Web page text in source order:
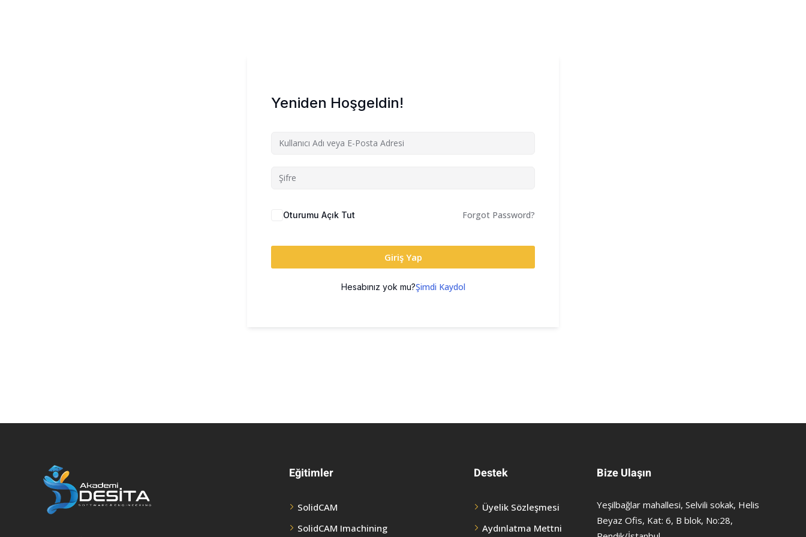
Yeniden Hoşgeldin!
Oturumu Açık Tut Forgot Password?
Giriş Yap
Hesabınız yok mu?Şimdi Kaydol
Eğitimler
SolidCAM
SolidCAM Imachining
Destek
Üyelik Sözleşmesi
Aydınlatma Mettni
Bize Ulaşın
Yeşilbağlar mahallesi, Selvili sokak, Helis
Beyaz Ofis, Kat: 6, B blok, No:28,